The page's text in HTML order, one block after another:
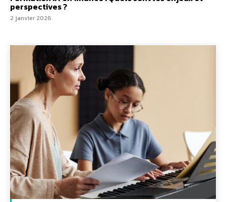
perspectives ?
2 janvier 2026